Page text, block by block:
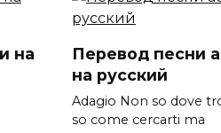
на
Перевод песни
на русский
Adagio Non so dove
so come cercarti ma